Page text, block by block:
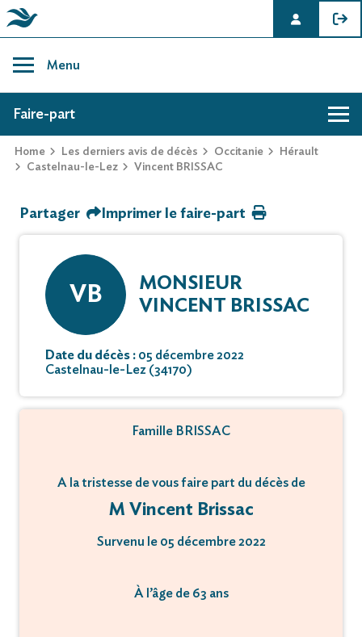
content
Menu
AVIS DE DÉCÈS DE VINCENT BRISSAC
Home Les derniers avis de décès Occitanie
Hérault
Castelnau-le-Lez
Vincent BRISSAC
Faire-part
Hommage
Mur des souvenirs
Faire-part
Partager Imprimer le faire-part
VB
MONSIEUR
VINCENT BRISSAC
Date du décès : 05 décembre 2022
Castelnau-le-Lez (34170)
Famille BRISSAC
A la tristesse de vous faire part du décès de
M Vincent Brissac
Survenu le 05 décembre 2022
À l’âge de 63 ans